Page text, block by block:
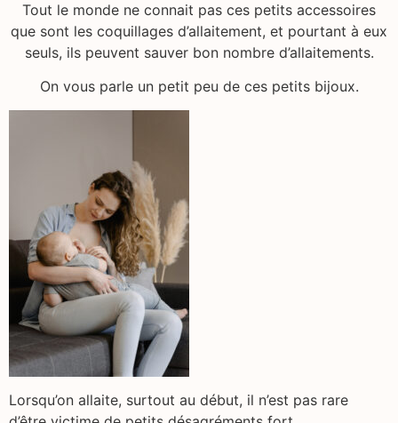
Tout le monde ne connait pas ces petits accessoires
que sont les coquillages d’allaitement, et pourtant à eux
seuls, ils peuvent sauver bon nombre d’allaitements.
On vous parle un petit peu de ces petits bijoux.
Lorsqu’on allaite, surtout au début, il n’est pas rare